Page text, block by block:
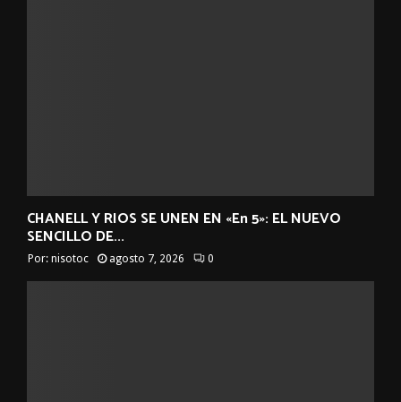
CHANELL Y RIOS SE UNEN EN «En 5»: EL NUEVO
SENCILLO DE...
Por: nisotoc agosto 7, 2026 0